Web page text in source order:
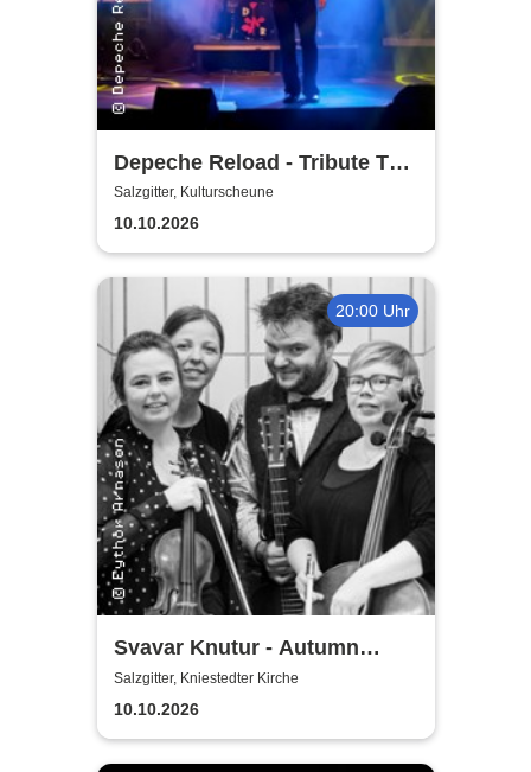
Depeche Reload - Tribute To
Depeche Mode
Salzgitter, Kulturscheune
10.10.2026
20:00 Uhr
Svavar Knutur - Autumn
String Trio Tour
Salzgitter, Kniestedter Kirche
10.10.2026